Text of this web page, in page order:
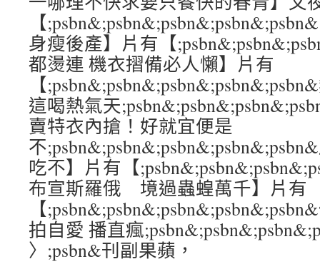
【
身瘦後產】片有【
都燙連 機衣摺備必人懶】片有
【
這喝熱氣天
賣特衣內搶！好就宜便是
不
吃不】片有【
布宣斯羅俄 境過蟲蝗萬千】片有
【
拍自愛 播直瘋
〉;psbn&刊副果蘋，